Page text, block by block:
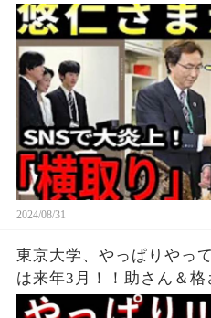
に！SNSで騒然！
2024/08/31
東京大学、やっぱりやっ
は来年3月！！助さん＆格